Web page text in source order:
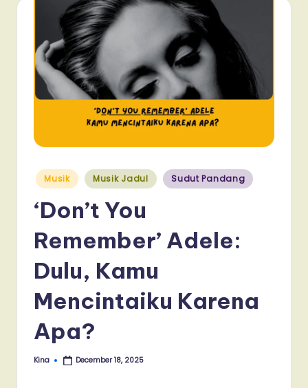
Posted
in
Musik Musik Jadul Sudut Pandang
‘Don’t You
Remember’ Adele:
Dulu, Kamu
Mencintaiku Karena
Apa?
Posted
Kina December 18, 2025